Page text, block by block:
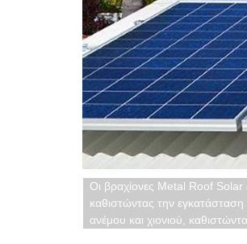
Οι βραχίονες Metal Roof Solar
καθιστώντας την
ανέμου και χιονιού,